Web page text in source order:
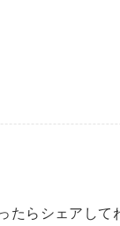
たらシェアして